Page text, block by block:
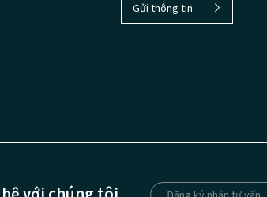
Gửi thông tin